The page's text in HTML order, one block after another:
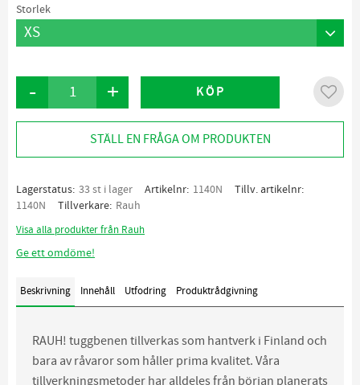
Storlek
+
- KÖP Lägg
STÄLL EN FRÅGA OM PRODUKTEN
Lagerstatus 33 st i lager Artikelnr 1140N
Tillv. artikelnr
1140N
Tillverkare Rauh
Visa alla produkter från Rauh
Ge ett omdöme!
Beskrivning Innehåll Utfodring Produktrådgivning
RAUH! tuggbenen tillverkas som hantverk i Finland och
bara av råvaror som håller prima kvalitet. Våra
tillverkningsmetoder har alldeles från början planerats